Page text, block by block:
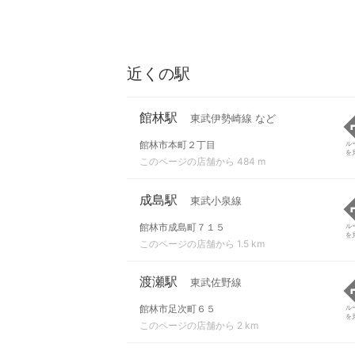
近くの駅
館林駅 東武伊勢崎線 など
館林市本町２丁目
このページの店舗から 484 m
ル
を
成島駅 東武小泉線
館林市成島町７１５
このページの店舗から 1.5 km
ル
を
渡瀬駅 東武佐野線
館林市足次町６５
このページの店舗から 2 km
ル
を